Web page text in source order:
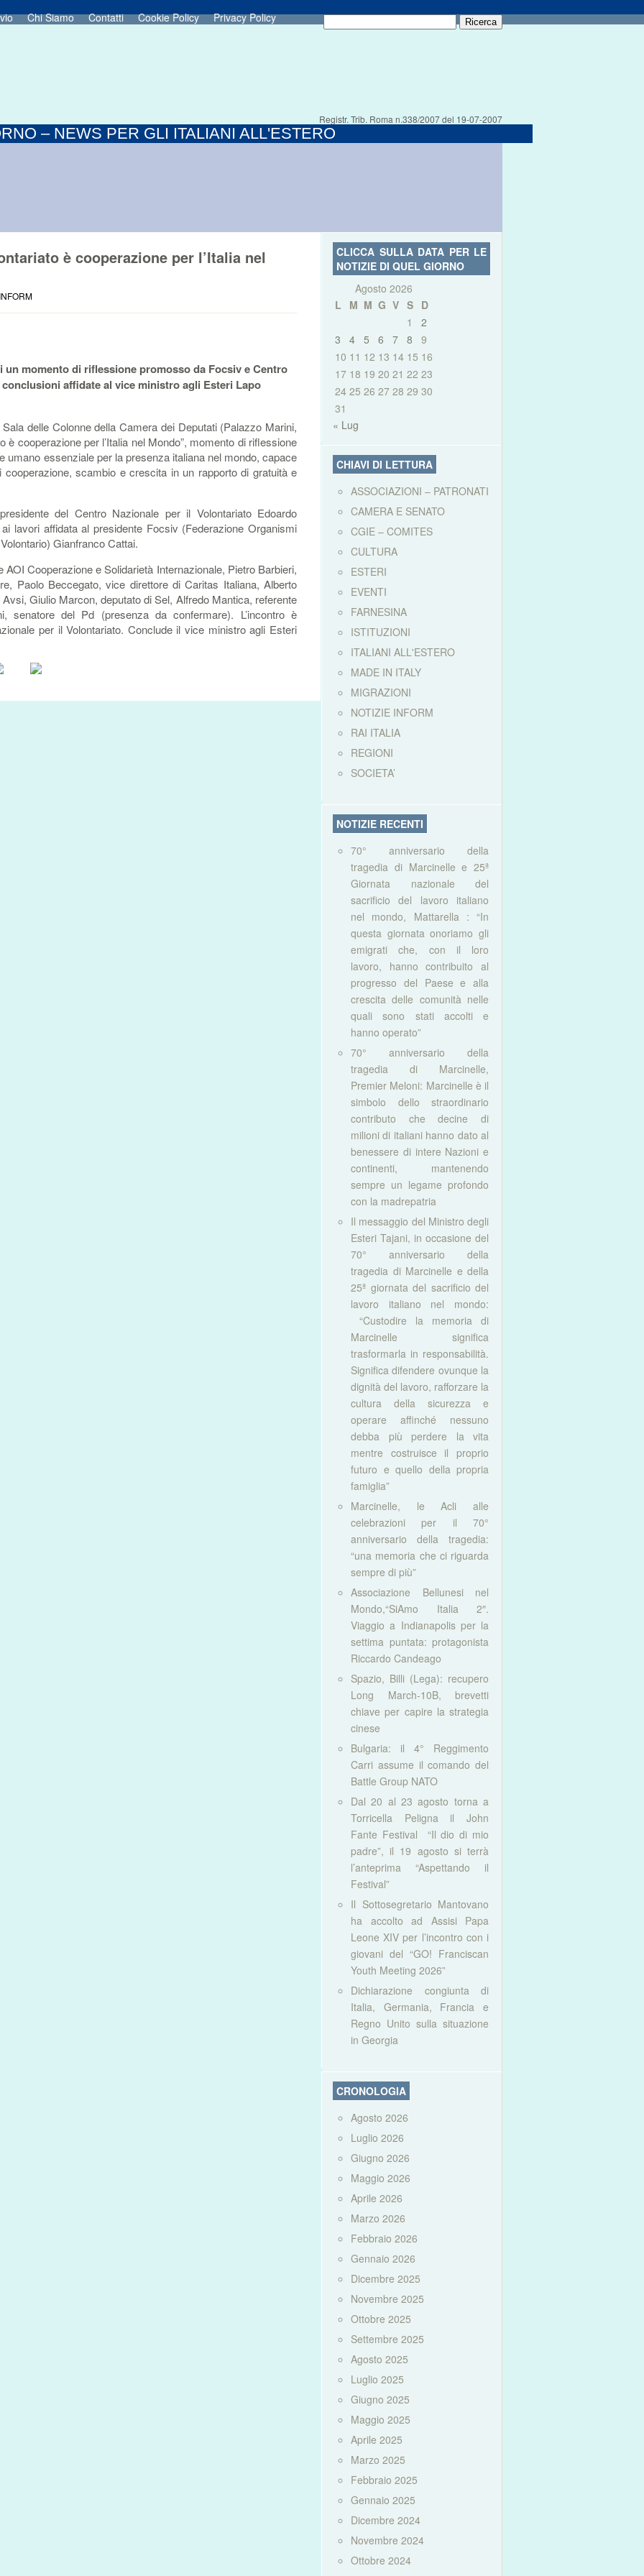
Chi Siamo Contatti Cookie Policy Privacy Policy
Registr. Trib. Roma n.338/2007 del 19-07-2007
– NEWS PER GLI ITALIANI ALL'ESTERO
è cooperazione per l’Italia nel
un momento di riflessione promosso da Focsiv e Centro
affidate al vice ministro agli Esteri Lapo
delle Colonne della Camera dei Deputati (Palazzo Marini,
è cooperazione per l’Italia nel Mondo”, momento di riflessione
umano essenziale per la presenza italiana nel mondo, capace
scambio e crescita in un rapporto di gratuità e
del Centro Nazionale per il Volontariato Edoardo
ai lavori affidata al presidente Focsiv (Federazione Organismi
Gianfranco Cattai.
Cooperazione e Solidarietà Internazionale, Pietro Barbieri,
Paolo Beccegato, vice direttore di Caritas Italiana, Alberto
Giulio Marcon, deputato di Sel, Alfredo Mantica, referente
senatore del Pd (presenza da confermare). L’incontro è
per il Volontariato. Conclude il vice ministro agli Esteri
CLICCA SULLA DATA PER LE
NOTIZIE DI QUEL GIORNO
Agosto 2026
L
M M G V S D
1
2
3
4 5 6 7 8
9
10 11 12 13 14 15 16
17 18 19 20 21 22 23
24 25 26 27 28 29 30
31
« Lug
CHIAVI DI LETTURA
ASSOCIAZIONI – PATRONATI
CAMERA E SENATO
CGIE – COMITES
CULTURA
ESTERI
EVENTI
FARNESINA
ISTITUZIONI
ITALIANI ALL'ESTERO
MADE IN ITALY
MIGRAZIONI
NOTIZIE INFORM
RAI ITALIA
REGIONI
SOCIETA’
NOTIZIE RECENTI
70° anniversario della
tragedia di Marcinelle e 25ª
Giornata nazionale del
sacrificio del lavoro italiano
nel mondo, Mattarella : “In
questa giornata onoriamo gli
emigrati che, con il loro
lavoro, hanno contribuito al
progresso del Paese e alla
crescita delle comunità nelle
quali sono stati accolti e
hanno operato”
70° anniversario della
tragedia di Marcinelle,
Premier Meloni: Marcinelle è il
simbolo dello straordinario
contributo che decine di
milioni di italiani hanno dato al
benessere di intere Nazioni e
continenti, mantenendo
sempre un legame profondo
con la madrepatria
Il messaggio del Ministro degli
Esteri Tajani, in occasione del
70° anniversario della
tragedia di Marcinelle e della
25ª giornata del sacrificio del
lavoro italiano nel mondo:
“Custodire la memoria di
Marcinelle significa
trasformarla in responsabilità.
Significa difendere ovunque la
dignità del lavoro, rafforzare la
cultura della sicurezza e
operare affinché nessuno
debba più perdere la vita
mentre costruisce il proprio
futuro e quello della propria
famiglia”
Marcinelle, le Acli alle
celebrazioni per il 70°
anniversario della tragedia:
“una memoria che ci riguarda
sempre di più”
Associazione Bellunesi nel
Mondo,“SiAmo Italia 2″.
Viaggio a Indianapolis per la
settima puntata: protagonista
Riccardo Candeago
Spazio, Billi (Lega): recupero
Long March-10B, brevetti
chiave per capire la strategia
cinese
Bulgaria: il 4° Reggimento
Carri assume il comando del
Battle Group NATO
Dal 20 al 23 agosto torna a
Torricella Peligna il John
Fante Festival “Il dio di mio
padre”, il 19 agosto si terrà
l’anteprima “Aspettando il
Festival”
Il Sottosegretario Mantovano
ha accolto ad Assisi Papa
Leone XIV per l’incontro con i
giovani del “GO! Franciscan
Youth Meeting 2026”
Dichiarazione congiunta di
Italia, Germania, Francia e
Regno Unito sulla situazione
in Georgia
CRONOLOGIA
Agosto 2026
Luglio 2026
Giugno 2026
Maggio 2026
Aprile 2026
Marzo 2026
Febbraio 2026
Gennaio 2026
Dicembre 2025
Novembre 2025
Ottobre 2025
Settembre 2025
Agosto 2025
Luglio 2025
Giugno 2025
Maggio 2025
Aprile 2025
Marzo 2025
Febbraio 2025
Gennaio 2025
Dicembre 2024
Novembre 2024
Ottobre 2024